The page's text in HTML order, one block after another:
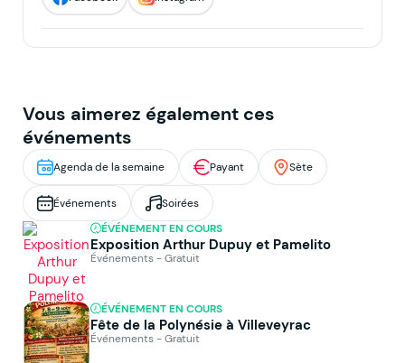
Vous aimerez également ces
événements
Agenda de la semaine Payant Sète
Événements Soirées
ÉVÉNEMENT EN COURS
Exposition Arthur Dupuy et Pamelito
Événements - Gratuit
ÉVÉNEMENT EN COURS
Fête de la Polynésie à Villeveyrac
Événements - Gratuit